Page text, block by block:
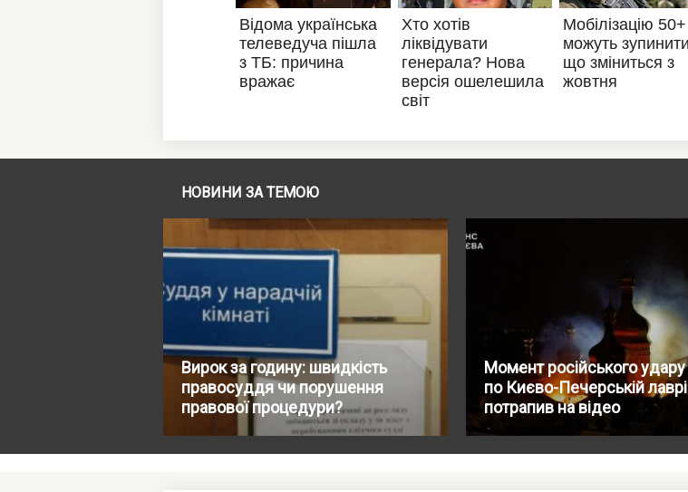
НОВИНИ ЗА ТЕМОЮ
Вирок за годину: швидкість
правосуддя чи порушення
правової процедури?
Момент російського удару
по Києво-Печерській лаврі
потрапив на відео